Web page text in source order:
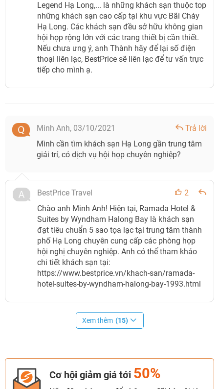
Legend Hạ Long,... là những khách sạn thuộc top
những khách sạn cao cấp tại khu vực Bãi Cháy
Hạ Long. Các khách sạn đều sở hữu không gian
hội họp rộng lớn với các trang thiết bị cần thiết.
Nếu chưa ưng ý, anh Thành hãy để lại số điện
thoại liên lạc, BestPrice sẽ liên lạc để tư vấn trực
tiếp cho mình ạ.
Minh Anh, 03/10/2021
Trả lời
Mình cần tìm khách sạn Hạ Long gần trung tâm
giải trí, có dịch vụ hội họp chuyên nghiệp?
BestPrice Travel
2
Chào anh Minh Anh! Hiện tại, Ramada Hotel &
Suites by Wyndham Halong Bay là khách sạn
đạt tiêu chuẩn 5 sao tọa lạc tại trung tâm thành
phố Hạ Long chuyên cung cấp các phòng họp
hội nghị chuyên nghiệp. Anh có thể tham khảo
chi tiết khách sạn tại:
https://www.bestprice.vn/khach-san/ramada-
hotel-suites-by-wyndham-halong-bay-1993.html
Xem thêm (15)
Cơ hội giảm giá tới 50%